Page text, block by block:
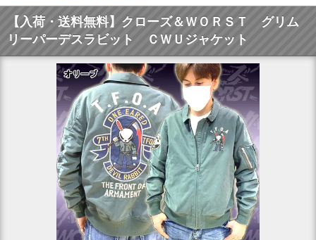
【入荷・送料無料】クローズ＆ＷＯＲＳＴ グリム
リーパーデスラビット ＣＷＵジャケット